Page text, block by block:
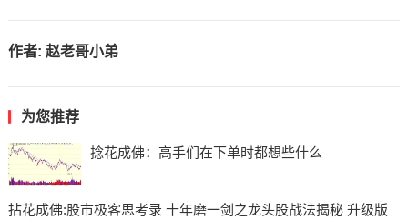
作者: 赵老哥小弟
为您推荐
捻花成佛：高手们在下单时都想些什么
拈花成佛:股市极客思考录 十年磨一剑之龙头股战法揭秘 升级版